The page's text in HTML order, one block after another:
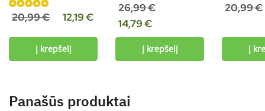
Įvertinimas:
20,99€ 12,19€
Į krepšelį
26,99€
14,79€
Į krepšelį
20,99€
Į
Panašūs produktai